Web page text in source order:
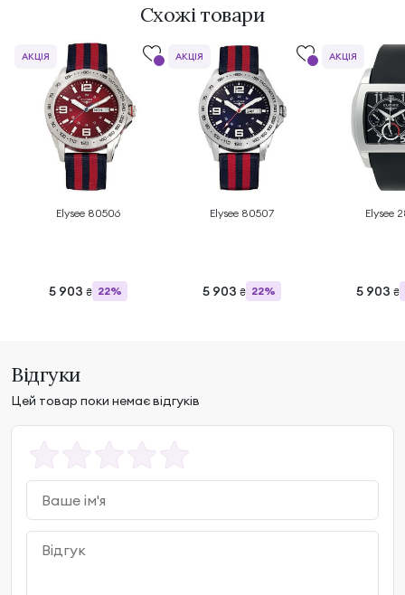
Схожі товари
Elysee 80506
5 903 ₴ 22%
АКЦІЯ
Elysee 80507
5 903 ₴ 22%
АКЦІЯ
Elysee
5 903 ₴
АКЦІЯ
Відгуки
Цей товар поки немає відгуків